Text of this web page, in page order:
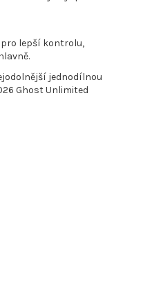
pro lepší kontrolu,
jednodílnou
Ghost Unlimited